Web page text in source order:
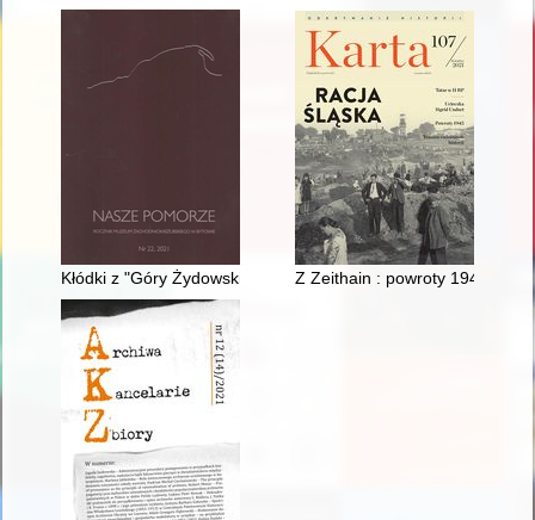
Kłódki z "Góry Żydowskiej" : (z badań archeologicznych w
Z Zeithain : powroty 1945-1949